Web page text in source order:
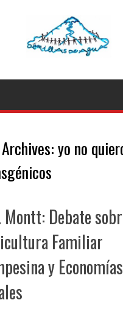
yo no
Montt: Debate
Familiar
y Economías